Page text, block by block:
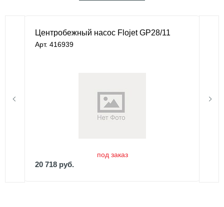
Центробежный насос Flojet GP28/11
Арт. 416939
под заказ
20 718 руб.